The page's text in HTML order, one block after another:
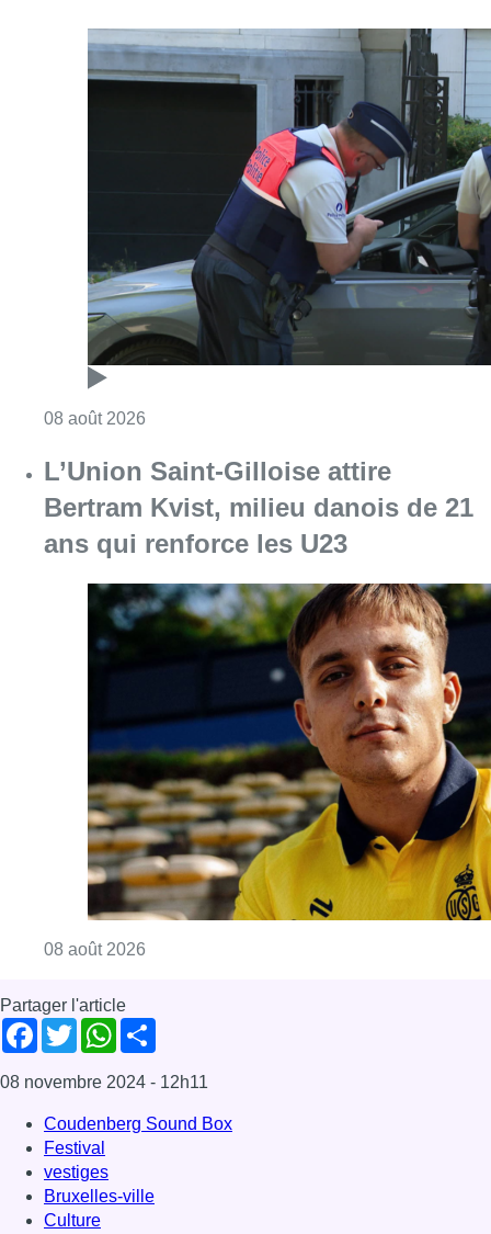
08 août 2026
L’Union Saint-Gilloise attire
Bertram Kvist, milieu danois de 21
ans qui renforce les U23
08 août 2026
Partager l'article
Facebook
TwitterWhatsApp
08 novembre 2024 - 12h11
Coudenberg Sound Box
Festival
vestiges
Bruxelles-ville
Culture